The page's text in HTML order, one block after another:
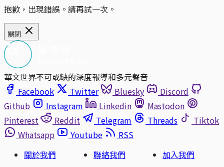
抱歉，出現錯誤。請再試一次。
關閉
華文世界不可或缺的深度報導和多元聲音
Facebook
Twitter Bluesky
Discord
Github
Instagram Linkedin
Mastodon
Pinterest
Reddit Telegram Threads
Tiktok
Whatsapp
Youtube
RSS
關於我們
聯絡我們
加入我們